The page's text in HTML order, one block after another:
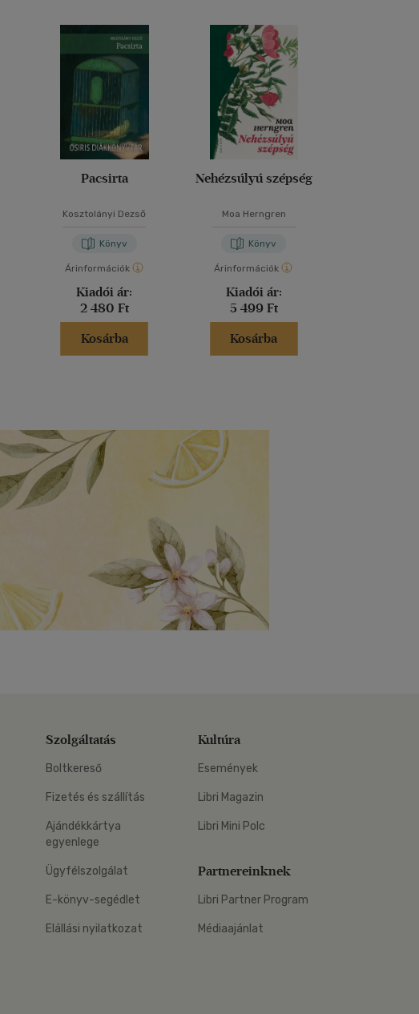
Pacsirta
Kosztolányi Dezső
Könyv
Árinformációk
Kiadói ár:
2 480 Ft
Kosárba
Nehézsúlyú szépség
Moa Herngren
Könyv
Árinformációk
Kiadói ár:
5 499 Ft
Kosárba
Szolgáltatás
Boltkereső
Fizetés és szállítás
Ajándékkártya
egyenlege
Ügyfélszolgálat
E-könyv-segédlet
Elállási nyilatkozat
Kultúra
Események
Libri Magazin
Libri Mini Polc
Partnereinknek
Libri Partner Program
Médiaajánlat